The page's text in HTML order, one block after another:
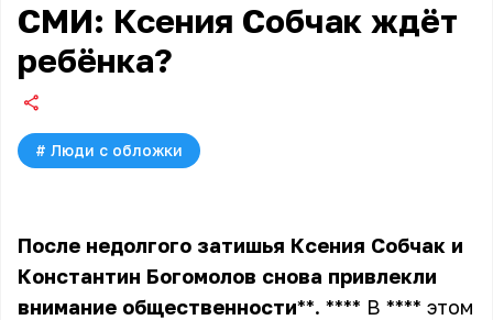
СМИ: Ксения Собчак ждёт
ребёнка?
# Люди с обложки
После недолгого затишья Ксения Собчак и
Константин Богомолов снова привлекли
внимание общественности**. **** В **** этом